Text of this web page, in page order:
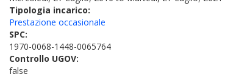
Tipologia incarico:
Prestazione occasionale
SPC:
1970-0068-1448-0065764
Controllo UGOV:
false